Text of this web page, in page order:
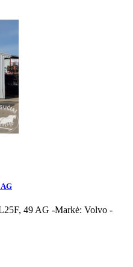
49 AG -Markė: Volvo -